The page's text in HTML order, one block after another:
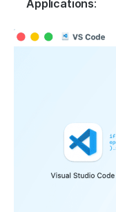
Applications: